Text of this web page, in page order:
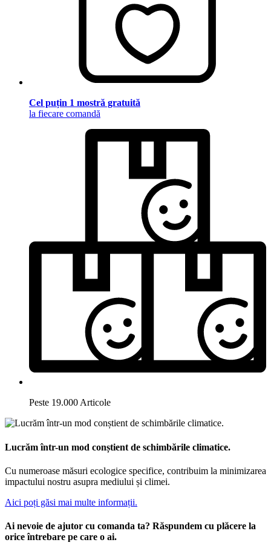
Cel puțin 1 mostră gratuită
la fiecare comandă
Peste 19.000 Articole
Lucrăm într-un mod conștient de schimbările climatice.
Cu numeroase măsuri ecologice specifice, contribuim la minimizarea
impactului nostru asupra mediului și climei.
Aici poți găsi mai multe informații.
Ai nevoie de ajutor cu comanda ta? Răspundem cu plăcere la
orice întrebare pe care o ai.